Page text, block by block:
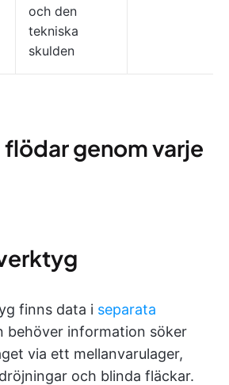
och den
tekniska
skulden
flödar genom varje
finns data i separata
behöver information söker
via ett mellanvarulager,
och blinda fläckar.